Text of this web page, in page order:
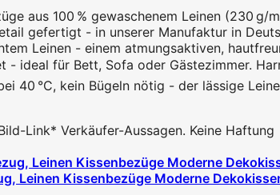
aus 100 % gewaschenem Leinen (230
gefertigt - in unserer Manufaktur in
Leinen - einem atmungsaktiven,
ideal für Bett, Sofa oder Gästezimmer.
40 °C, kein Bügeln nötig - der lässige
Link* Verkäufer-Aussagen. Keine Haftung
Leinen Kissenbezüge Moderne